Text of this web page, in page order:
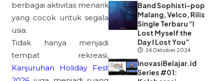
berbagai aktivitas menarik
yang cocok untuk segala
usia.
Tidak hanya menjadi
tempat rekreasi,
Kanjuruhan Holiday Fest
Band Sophisti-pop
Malang, Velco, Rilis
Single Terbaru “I
Lost Myself the
Day I Lost You”
24 Oktober 2024
InovasiBelajar.id
Series #01: